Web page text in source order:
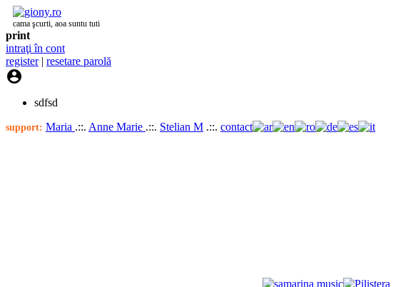
cama şcurti, aoa suntu tuti
print
intraţi în cont
register| resetare parolă

sdfsd
support: Maria .::. Anne Marie .::. Stelian M .::. contact